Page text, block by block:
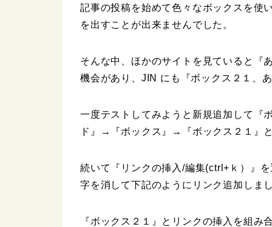
記事の投稿を始めて色々なボックスを使
を出すことが出来ませんでした。
そんな中、ほかのサイトを見ていると『
機会があり、JIN にも『ボックス２１、
一度テストしてみようと新規追加して『
ド』→『ボックス』→『ボックス２１』
続いて『リンクの挿入/編集(ctrl+ｋ）』
字を消して下記のようにリンク追加しま
『ボックス２１』とリンクの挿入を組